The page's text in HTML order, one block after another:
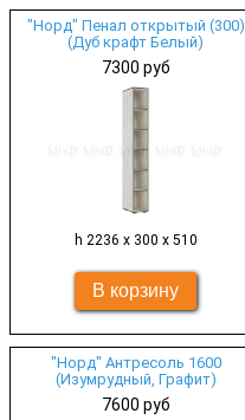
"Норд" Пенал открытый (300)
(Дуб крафт Белый)
7300 руб
h 2236 х 300 х 510
"Норд" Антресоль 1600
(Изумрудный, Графит)
7600 руб